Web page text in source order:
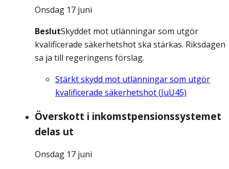
Onsdag 17 juni
BeslutSkyddet mot utlänningar som utgör
kvalificerade säkerhetshot ska stärkas. Riksdagen
sa ja till regeringens förslag.
Stärkt skydd mot utlänningar som utgör
kvalificerade säkerhetshot (JuU45)
Överskott i inkomstpensionssystemet
delas ut
Onsdag 17 juni